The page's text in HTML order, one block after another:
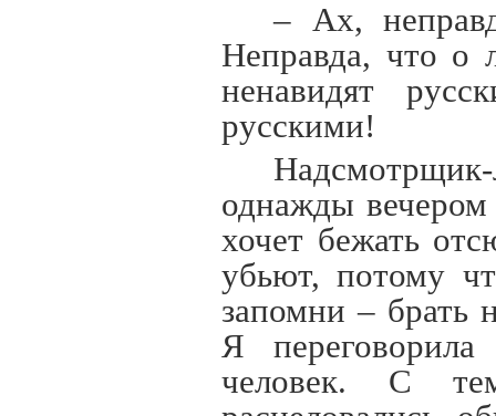
– Ах,
Неправда, что о
ненавидят
русскими!
однажды вечером
хочет бежать
убьют, потому
запомни – брать
Я
человек. С